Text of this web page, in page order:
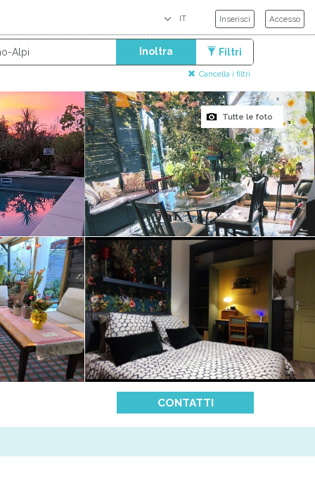
Inserisci Accesso
Inoltra Filtri
Cancella i filtri
Tutte le foto
CONTATTI